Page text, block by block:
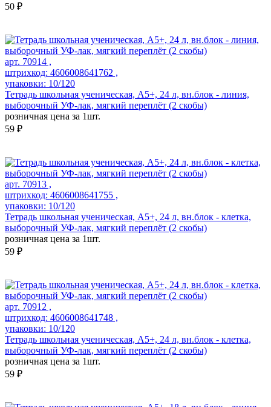
50 ₽
арт. 70914 ,
штрихкод: 4606008641762 ,
упаковки: 10/120
Тетрадь школьная ученическая, А5+, 24 л, вн.блок - линия,
выборочный УФ-лак, мягкий переплёт (2 скобы)
розничная цена за 1шт.
59 ₽
арт. 70913 ,
штрихкод: 4606008641755 ,
упаковки: 10/120
Тетрадь школьная ученическая, А5+, 24 л, вн.блок - клетка,
выборочный УФ-лак, мягкий переплёт (2 скобы)
розничная цена за 1шт.
59 ₽
арт. 70912 ,
штрихкод: 4606008641748 ,
упаковки: 10/120
Тетрадь школьная ученическая, А5+, 24 л, вн.блок - клетка,
выборочный УФ-лак, мягкий переплёт (2 скобы)
розничная цена за 1шт.
59 ₽